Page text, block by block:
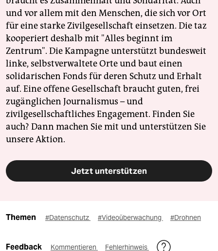
und vor allem mit den Menschen, die sich vor Ort
für eine starke Zivilgesellschaft einsetzen. Die taz
kooperiert deshalb mit "Alles beginnt im
Zentrum". Die Kampagne unterstützt bundesweit
linke, selbstverwaltete Orte und baut einen
solidarischen Fonds für deren Schutz und Erhalt
auf. Eine offene Gesellschaft braucht guten, frei
zugänglichen Journalismus – und
zivilgesellschaftliches Engagement. Finden Sie
auch? Dann machen Sie mit und unterstützen Sie
unsere Aktion.
Jetzt unterstützen
Themen #Datenschutz #Videoüberwachung #Drohnen
Feedback Kommentieren Fehlerhinweis